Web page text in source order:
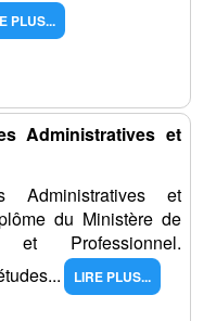
PLUS...
Administratives et
Administratives et
du Ministère de
et Professionnel.
LIRE PLUS...